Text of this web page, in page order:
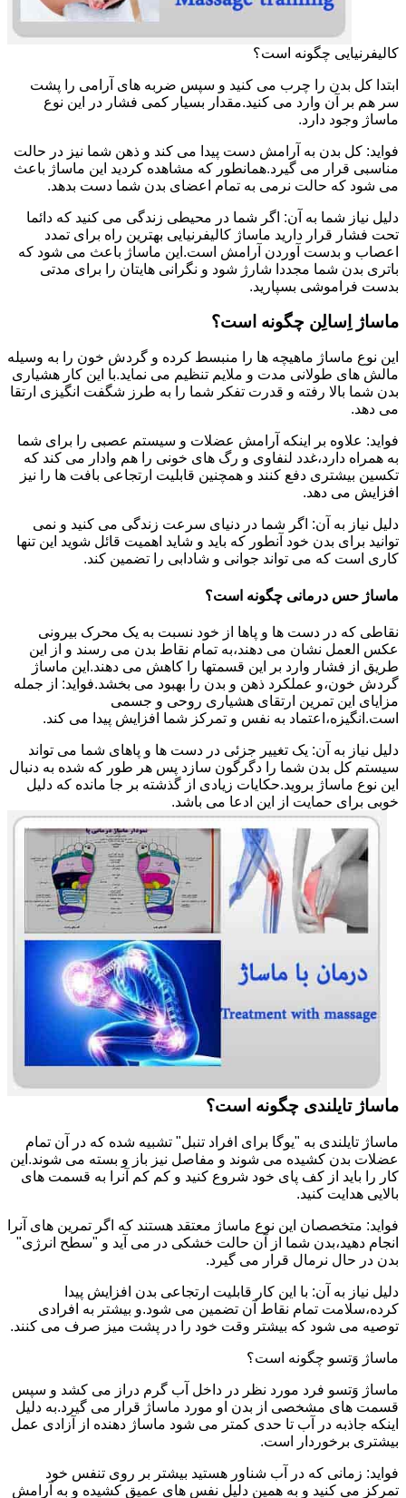
کالیفرنیایی چگونه است؟
ابتدا کل بدن را چرب می کنید و سپس ضربه های آرامی را پشت
سر هم بر آن وارد می کنید.مقدار بسیار کمی فشار در این نوع
ماساژ وجود دارد.
فواید: کل بدن به آرامش دست پیدا می کند و ذهن شما نیز در حالت
مناسبی قرار می گیرد.همانطور که مشاهده کردید این ماساژ باعث
می شود که حالت نرمی به تمام اعضای بدن شما دست بدهد.
دلیل نیاز شما به آن: اگر شما در محیطی زندگی می کنید که دائما
تحت فشار قرار دارید ماساژ کالیفرنیایی بهترین راه برای تمدد
اعصاب و بدست آوردن آرامش است.این ماساژ باعث می شود که
باتری بدن شما مجددا شارژ شود و نگرانی هایتان را برای مدتی
بدست فراموشی بسپارید.
ماساژ اِسالِن چگونه است؟
این نوع ماساژ ماهیچه ها را منبسط کرده و گردش خون را به وسیله
مالش های طولانی مدت و ملایم تنظیم می نماید.با این کار هشیاری
بدن شما بالا رفته و قدرت تفکر شما را به طرز شگفت انگیزی ارتقا
می دهد.
فواید: علاوه بر اینکه آرامش عضلات و سیستم عصبی را برای شما
به همراه دارد،غدد لنفاوی و رگ های خونی را هم وادار می کند که
تکسین بیشتری دفع کنند و همچنین قابلیت ارتجاعی بافت ها را نیز
افزایش می دهد.
دلیل نیاز به آن: اگر شما در دنیای سرعت زندگی می کنید و نمی
توانید برای بدن خود آنطور که باید و شاید اهمیت قائل شوید این تنها
کاری است که می تواند جوانی و شادابی را تضمین کند.
ماساژ حس درمانی چگونه است؟
نقاطی که در دست ها و پاها از خود نسبت به یک محرک بیرونی
عکس العمل نشان می دهند،به تمام نقاط بدن می رسند و از این
طریق از فشار وارد بر این قسمتها را کاهش می دهند.این ماساژ
گردش خون،و عملکرد ذهن و بدن را بهبود می بخشد.فواید: از جمله
مزایای این تمرین ارتقای هشیاری روحی و جسمی
است.انگیزه،اعتماد به نفس و تمرکز شما افزایش پیدا می کند.
دلیل نیاز به آن: یک تغییر جزئی در دست ها و پاهای شما می تواند
سیستم کل بدن شما را دگرگون سازد پس هر طور که شده به دنبال
این نوع ماساژ بروید.حکایات زیادی از گذشته بر جا مانده که دلیل
خوبی برای حمایت از این ادعا می باشد.
ماساژ تایلندی چگونه است؟
ماساژ تایلندی به "یوگا برای افراد تنبل" تشبیه شده که در آن تمام
عضلات بدن کشیده می شوند و مفاصل نیز باز و بسته می شوند.این
کار را باید از کف پای خود شروع کنید و کم کم آنرا به قسمت های
بالایی هدایت کنید.
فواید: متخصصان این نوع ماساژ معتقد هستند که اگر تمرین های آنرا
انجام دهید،بدن شما از آن حالت خشکی در می آید و "سطح انرژی"
بدن در حال نرمال قرار می گیرد.
دلیل نیاز به آن: با این کار قابلیت ارتجاعی بدن افزایش پیدا
کرده،سلامت تمام نقاط آن تضمین می شود.و بیشتر به افرادی
توصیه می شود که بیشتر وقت خود را در پشت میز صرف می کنند.
ماساژ وَتسو چگونه است؟
ماساژ وَتسو فرد مورد نظر در داخل آب گرم دراز می کشد و سپس
قسمت های مشخصی از بدن او مورد ماساژ قرار می گیرد.به دلیل
اینکه جاذبه در آب تا حدی کمتر می شود ماساژ دهنده از آزادی عمل
بیشتری برخوردار است.
فواید: زمانی که در آب شناور هستید بیشتر بر روی تنفس خود
تمرکز می کنید و به همین دلیل نفس های عمیق کشیده و به آرامش